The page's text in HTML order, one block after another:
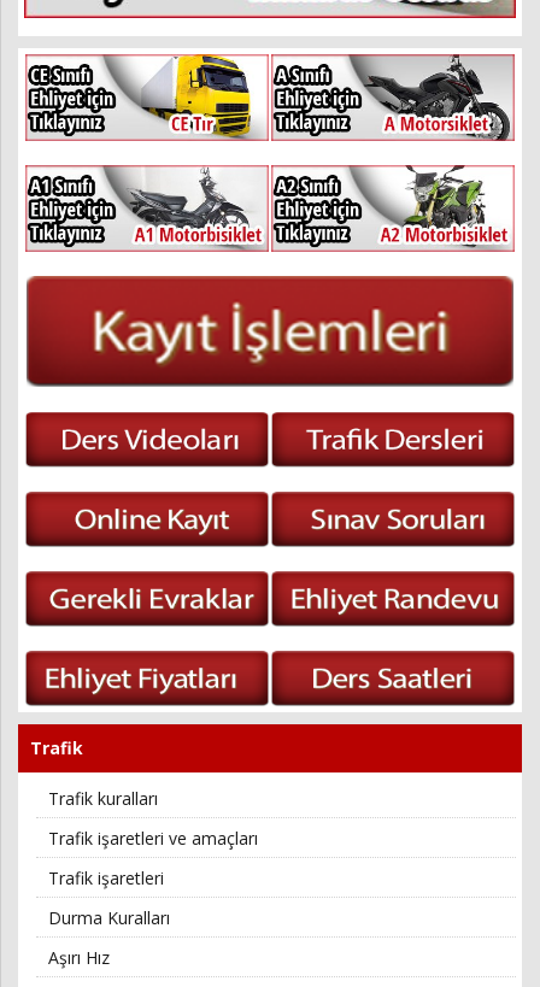
Trafik
Trafik kuralları
Trafik işaretleri ve amaçları
Trafik işaretleri
Durma Kuralları
Aşırı Hız